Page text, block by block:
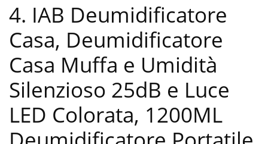
4. IAB Deumidificatore
Casa, Deumidificatore
Casa Muffa e Umidità
Silenzioso 25dB e Luce
LED Colorata, 1200ML